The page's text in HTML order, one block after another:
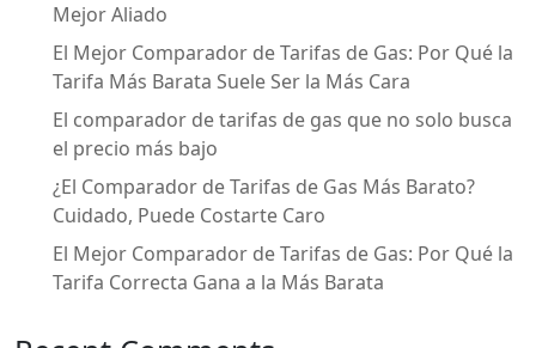
Mejor Aliado
El Mejor Comparador de Tarifas de Gas: Por Qué la
Tarifa Más Barata Suele Ser la Más Cara
El comparador de tarifas de gas que no solo busca
el precio más bajo
¿El Comparador de Tarifas de Gas Más Barato?
Cuidado, Puede Costarte Caro
El Mejor Comparador de Tarifas de Gas: Por Qué la
Tarifa Correcta Gana a la Más Barata